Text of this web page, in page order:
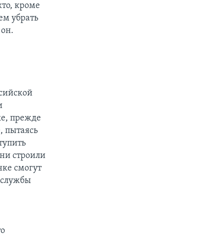
кроме
убрать
прежде
пытаясь
строили
смогут
службы